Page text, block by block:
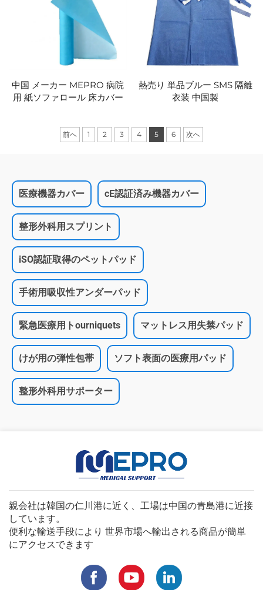
中国 メーカー MEPRO 病院
用 紙ソファロール 床カバー
熱売り 単品ブルー SMS 隔離
衣装 中国製
前へ 1 2 3 4 5 6 次へ
医療機器カバー cE認証済み機器カバー
整形外科用スプリント
iSO認証取得のペットパッド
手術用吸収性アンダーパッド
緊急医療用トourniquets マットレス用失禁パッド
けが用の弾性包帯 ソフト表面の医療用パッド
整形外科用サポーター
親会社は韓国の仁川港に近く、工場は中国の青島港に近接
しています。
便利な輸送手段により 世界市場へ輸出される商品が簡単
にアクセスできます